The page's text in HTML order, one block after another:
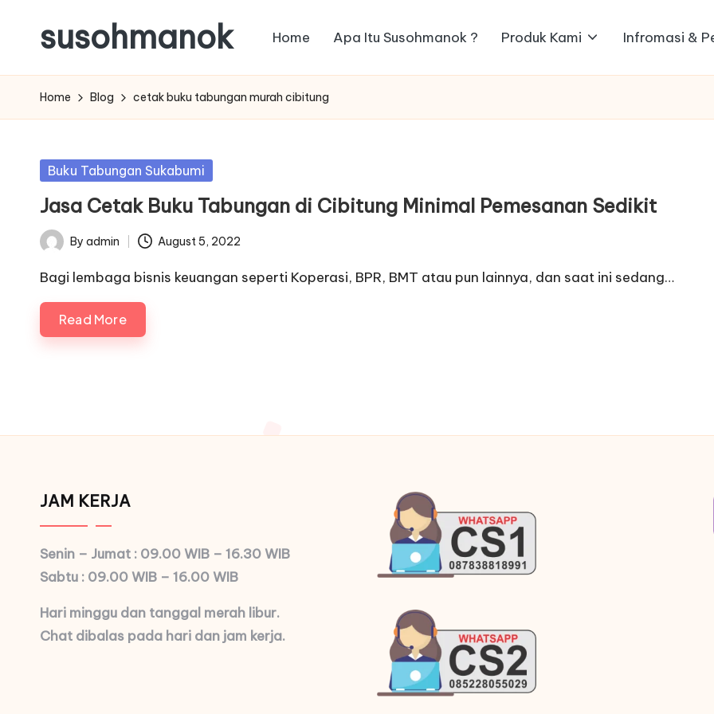
content
susohmanok Home Apa Itu Susohmanok ? Produk Kami Infromasi &
Home Blog cetak buku tabungan murah cibitung
Posted
Buku Tabungan Sukabumi
Jasa Cetak Buku Tabungan di Cibitung Minimal Pemesanan Sedikit
Posted
by
By admin August 5, 2022
Bagi lembaga bisnis keuangan seperti Koperasi, BPR, BMT atau pun lainnya, dan saat ini sedang…
Read More
JAM KERJA
Senin – Jumat : 09.00 WIB – 16.30 WIB
Sabtu : 09.00 WIB – 16.00 WIB
Hari minggu dan tanggal merah libur.
Chat dibalas pada hari dan jam kerja.